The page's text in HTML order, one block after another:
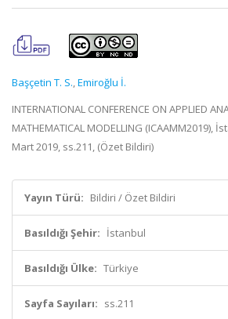
Başçetin T. S.,Emiroğlu İ.
INTERNATIONAL CONFERENCE ON APPLIED
MATHEMATICAL MODELLING (ICAAMM2019),
Mart 2019, ss.211, (Özet Bildiri)
Yayın Türü: Bildiri / Özet Bildiri
Basıldığı Şehir: İstanbul
Basıldığı Ülke: Türkiye
Sayfa Sayıları: ss.211